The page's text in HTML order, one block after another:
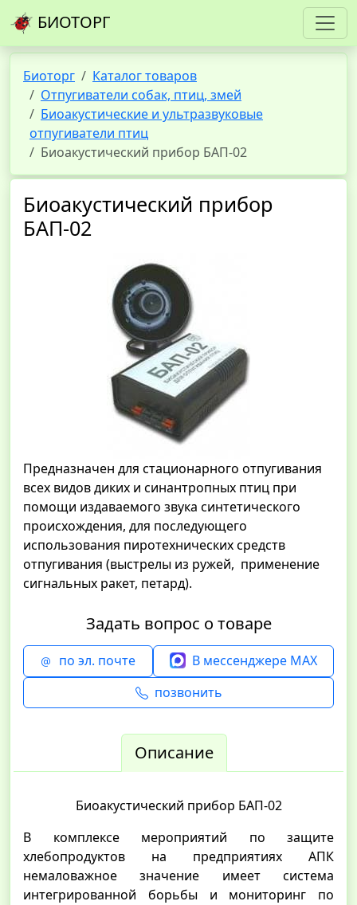
БИОТОРГ
Биоторг
Каталог товаров
Отпугиватели собак, птиц, змей
Биоакустические и ультразвуковые
отпугиватели птиц
Биоакустический прибор БАП-02
Биоакустический прибор
БАП-02
Предназначен для стационарного отпугивания
всех видов диких и синантропных птиц при
помощи издаваемого звука синтетического
происхождения, для последующего
использования пиротехнических средств
отпугивания (выстрелы из ружей, применение
сигнальных ракет, петард).
Задать вопрос о товаре
по эл. почте
В мессенджере MAX
позвонить
Описание
Биоакустический прибор БАП-02
В комплексе мероприятий по защите
хлебопродуктов на предприятиях АПК
немаловажное значение имеет система
интегрированной борьбы и мониторинг по